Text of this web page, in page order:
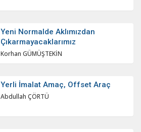
Yeni Normalde Aklımızdan
Çıkarmayacaklarımız
Korhan GÜMÜŞTEKİN
Yerli İmalat Amaç, Offset Araç
Abdullah ÇÖRTÜ